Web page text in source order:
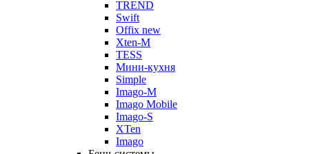
TREND
Swift
Offix new
Xten-M
TESS
Мини-кухня
Simple
Imago-M
Imago Mobile
Imago-S
XTen
Imago